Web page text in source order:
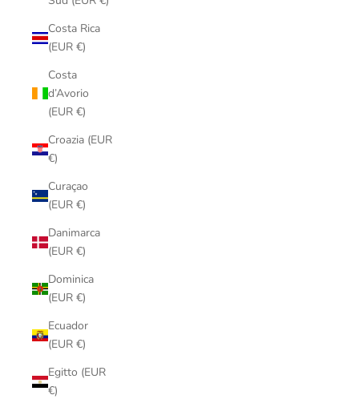
Costa Rica
(EUR €)
Costa
d’Avorio
(EUR €)
Croazia (EUR
€)
Curaçao
(EUR €)
Danimarca
(EUR €)
Dominica
(EUR €)
Ecuador
(EUR €)
Egitto (EUR
€)